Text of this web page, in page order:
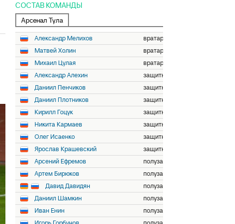
СОСТАВ КОМАНДЫ
Арсенал Тула
Александр Мелихов
вратарь
Матвей Холин
вратарь
Михаил Цулая
вратарь
Александр Алехин
защитник
Даниил Пенчиков
защитник
Даниил Плотников
защитник
Кирилл Гоцук
защитник
Никита Кармаев
защитник
Олег Исаенко
защитник
Ярослав Крашевский
защитник
Арсений Ефремов
полузащитник
Артем Бирюков
полузащитник
Давид Давидян
полузащитник
Даниил Шамкин
полузащитник
Иван Енин
полузащитник